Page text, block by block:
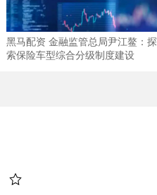
黑马配资 金融监管总局尹江鳌：探
索保险车型综合分级制度建设